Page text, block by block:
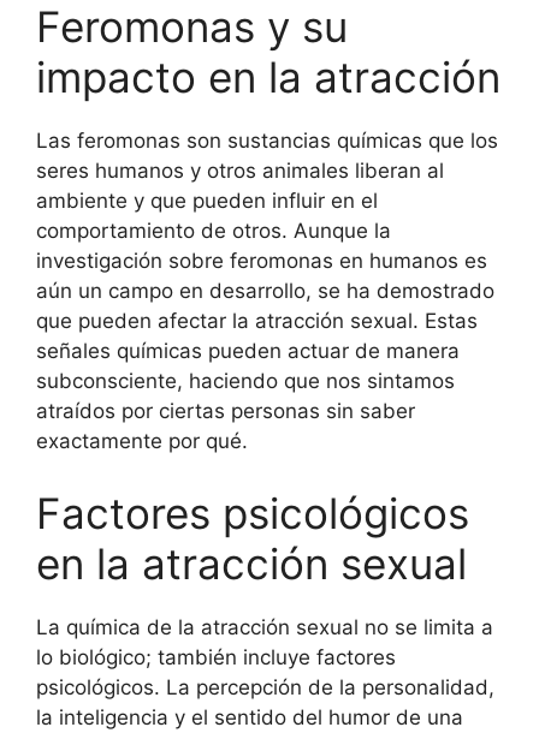
Feromonas y su
impacto en la atracción
Las feromonas son sustancias químicas que los
seres humanos y otros animales liberan al
ambiente y que pueden influir en el
comportamiento de otros. Aunque la
investigación sobre feromonas en humanos es
aún un campo en desarrollo, se ha demostrado
que pueden afectar la atracción sexual. Estas
señales químicas pueden actuar de manera
subconsciente, haciendo que nos sintamos
atraídos por ciertas personas sin saber
exactamente por qué.
Factores psicológicos
en la atracción sexual
La química de la atracción sexual no se limita a
lo biológico; también incluye factores
psicológicos. La percepción de la personalidad,
la inteligencia y el sentido del humor de una